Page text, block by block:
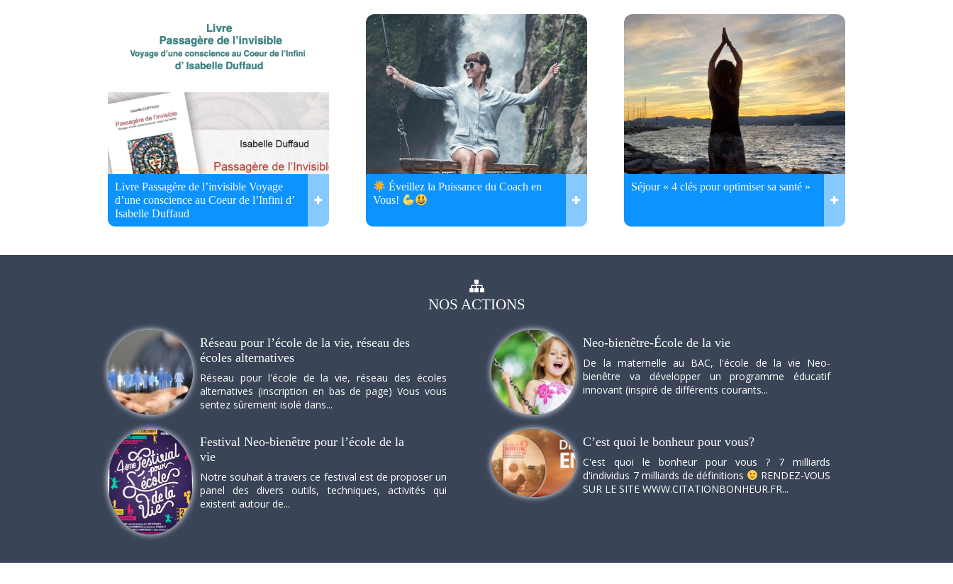
Livre Passagère de l’invisible Voyage
d’une conscience au Coeur de l’Infini d’
Isabelle Duffaud
Éveillez la Puissance du Coach en
Vous!
Séjour « 4 clés pour optimiser sa santé »
NOS ACTIONS
Réseau pour l’école de la vie, réseau des
écoles alternatives
Réseau pour l'école de la vie, réseau des écoles
alternatives (inscription en bas de page) Vous vous
sentez sûrement isolé dans...
Neo-bienêtre-École de la vie
De la maternelle au BAC, l'école de la vie Neo-
bienêtre va développer un programme éducatif
innovant (inspiré de différents courants...
Festival Neo-bienêtre pour l’école de la
vie
Notre souhait à travers ce festival est de proposer un
panel des divers outils, techniques, activités qui
existent autour de...
C’est quoi le bonheur pour vous?
C'est quoi le bonheur pour vous ? 7 milliards
d'individus 7 milliards de définitions
RENDEZ-VOUS
SUR LE SITE WWW.CITATIONBONHEUR.FR...